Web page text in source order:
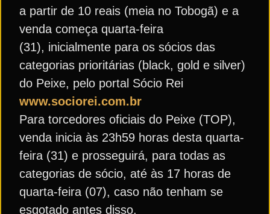
a partir de 10 reais (meia no Tobogã) e a
venda começa quarta-feira
(31), inicialmente para os sócios das
categorias prioritárias (black, gold e silver)
do Peixe, pelo portal Sócio Rei
www.sociorei.com.br
Para torcedores oficiais do Peixe (TOP),
venda inicia às 23h59 horas desta quarta-
feira (31) e prosseguirá, para todas as
categorias de sócio, até às 17 horas de
quarta-feira (07), caso não tenham se
esgotado antes disso.